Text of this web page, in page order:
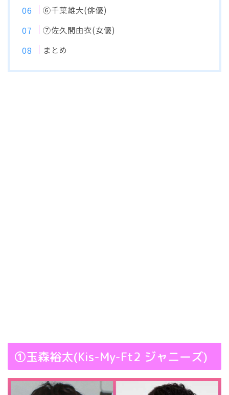
⑥千葉雄大(俳優)
⑦佐久間由衣(女優)
まとめ
①玉森裕太(Kis-My-Ft2 ジャニーズ)